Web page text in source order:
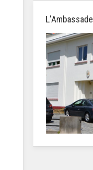
L'Ambassade